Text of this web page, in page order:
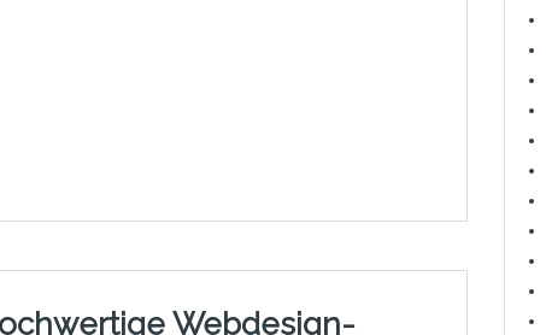
Webdesign-